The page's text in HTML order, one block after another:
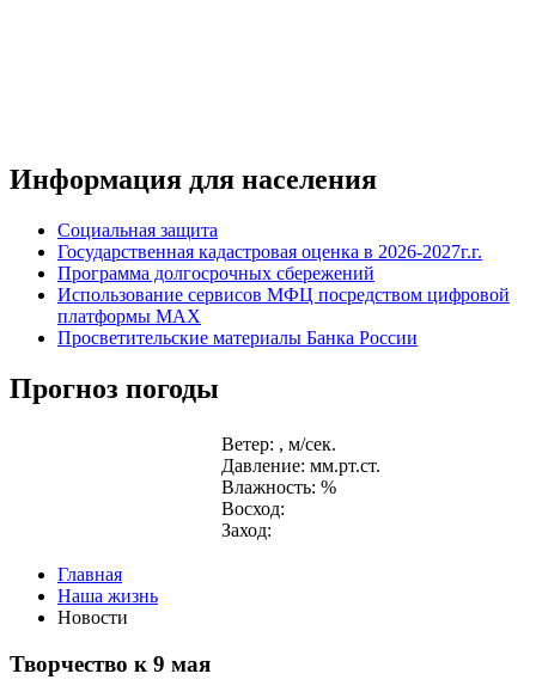
Информация для населения
Социальная защита
Государственная кадастровая оценка в 2026-2027г.г.
Программа долгосрочных сбережений
Использование сервисов МФЦ посредством цифровой
платформы MAX
Просветительские материалы Банка России
Прогноз погоды
Ветер: , м/сек.
Давление: мм.рт.ст.
Влажность: %
Восход:
Заход:
Главная
Наша жизнь
Новости
Творчество к 9 мая